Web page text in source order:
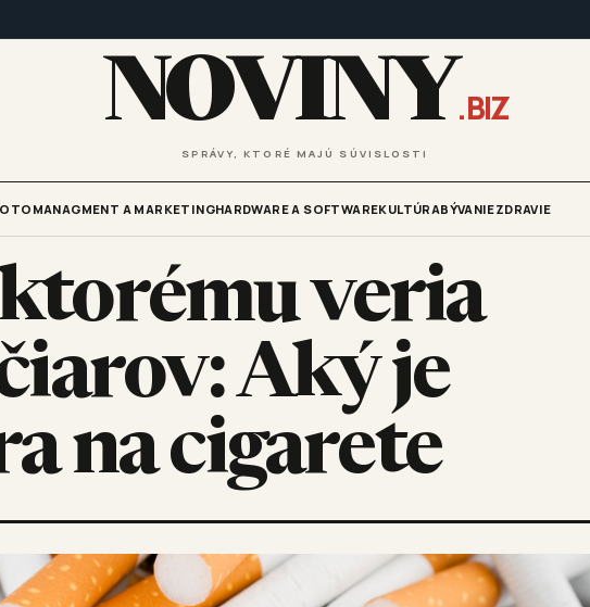
NOVINY .BIZ
SPRÁVY, KTORÉ MAJÚ SÚVISLOSTI
MANAGMENT A MARKETINGHARDWARE A SOFTWAREKULTÚRABÝVANIEZDRAVIE
veria
Aký je
na cigarete